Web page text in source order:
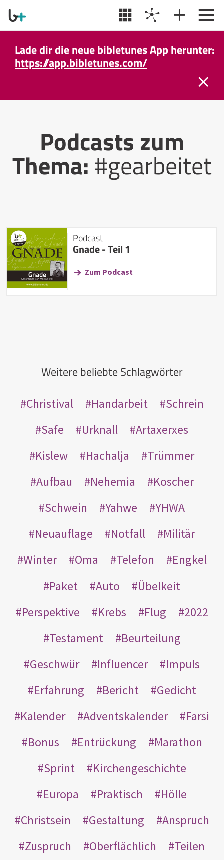
Lade dir die neue bibletunes App herunter:
https://app.bibletunes.com/
Podcasts zum
Thema:#gearbeitet
Podcast
Gnade - Teil 1
Zum Podcast
Weitere beliebte Schlagwörter
Christival Handarbeit
Schrein
Safe
Urknall
Artaxerxes
Kislew
Hachalja
Trümmer
Aufbau
Nehemia
Koscher
Schwein
Yahwe
YHWA
Neuauflage
Notfall
Militär
Winter
Oma Telefon
Engkel
Paket
Auto
Übelkeit
Perspektive
Krebs Flug
2022
Testament
Beurteilung
Geschwür
Influencer
Impuls
Erfahrung
Bericht
Gedicht
Kalender
Adventskalender
Farsi
Bonus
Entrückung
Marathon
Sprint
Kirchengeschichte
Europa
Praktisch
Hölle
Christsein
Gestaltung
Anspruch
Zuspruch
Oberflächlich
Teilen